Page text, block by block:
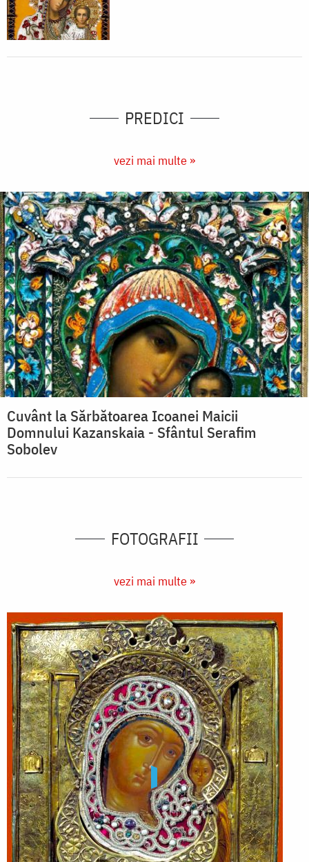
PREDICI
vezi mai multe »
Cuvânt la Sărbătoarea Icoanei Maicii
Domnului Kazanskaia - Sfântul Serafim
Sobolev
FOTOGRAFII
vezi mai multe »